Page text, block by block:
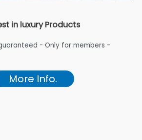
in luxury Products
- Only for members -
More Info.